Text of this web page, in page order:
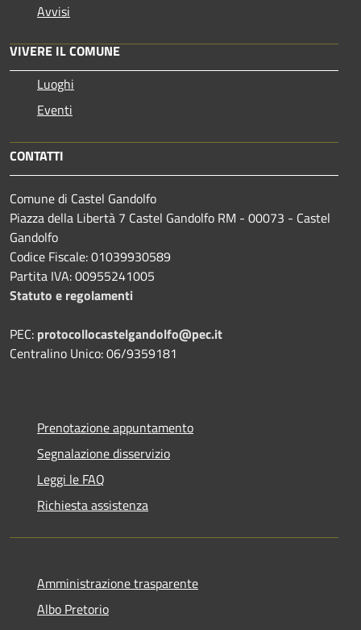
Avvisi
VIVERE IL COMUNE
Luoghi
Eventi
CONTATTI
Comune di Castel Gandolfo
Piazza della Libertà 7 Castel Gandolfo RM - 00073 - Castel
Gandolfo
Codice Fiscale: 01039930589
Partita IVA: 00955241005
Statuto e regolamenti
PEC: protocollocastelgandolfo@pec.it
Centralino Unico: 06/9359181
Prenotazione appuntamento
Segnalazione disservizio
Leggi le FAQ
Richiesta assistenza
Amministrazione trasparente
Albo Pretorio